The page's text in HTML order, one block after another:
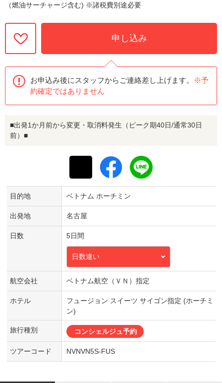
（燃油サーチャージ含む) ※諸税費別途必要
申し込み
お申込み後にスタッフからご連絡差し上げます。
※予
約確定ではありません
■出発1か月前から変更・取消料発生（ピーク期40日/通常30日
前）■
目的地 ベトナム ホーチミン
出発地 名古屋
日数 5日間
日数違い
航空会社 ベトナム航空（ＶＮ）指定
ホテル
フュージョン スイーツ サイゴン指定 (ホーチミ
ン)
旅行種別 コンシェルジュ予約
ツアーコード NVNVN5S-FUS